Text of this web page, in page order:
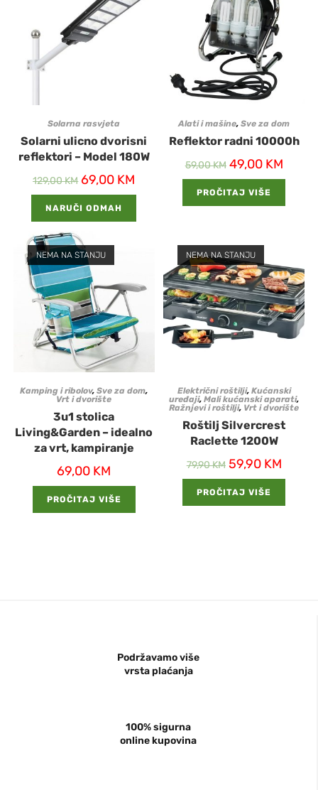
Solarna rasvjeta
Solarni ulicno dvorisni
reflektori – Model 180W
129,00KM 69,00 KM
NARUČI ODMAH
Alati i mašine,Sve za dom
Reflektor radni 10000h
59,00KM 49,00 KM
PROČITAJ VIŠE
NEMA NA STANJU
Kamping i ribolov,Sve za dom,
Vrt i dvorište
3u1 stolica
Living&Garden – idealno
za vrt, kampiranje
69,00 KM
PROČITAJ VIŠE
NEMA NA STANJU
Električni roštilji, Kućanski
uređaji,Mali kućanski aparati,
Ražnjevi i roštilji, Vrt i dvorište
Roštilj Silvercrest
Raclette 1200W
79,90KM 59,90 KM
PROČITAJ VIŠE
Podržavamo više
vrsta plaćanja
100% sigurna
online kupovina